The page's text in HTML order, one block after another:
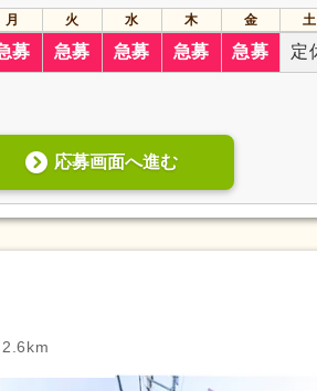
月 火 水 木 金 土
募 急募 急募 急募 急募 定
応募画面へ進む